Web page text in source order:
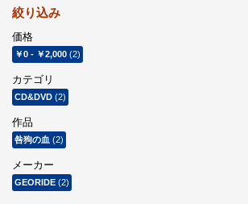
絞り込み
価格
￥0 - ￥2,000 (2)
カテゴリ
CD&DVD (2)
作品
咎狗の血 (2)
メーカー
GEORIDE (2)